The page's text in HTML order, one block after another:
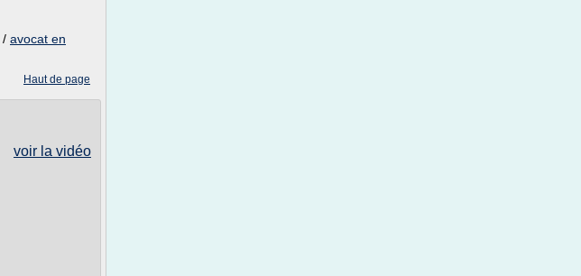
/ avocat en
Haut de page
voir la vidéo